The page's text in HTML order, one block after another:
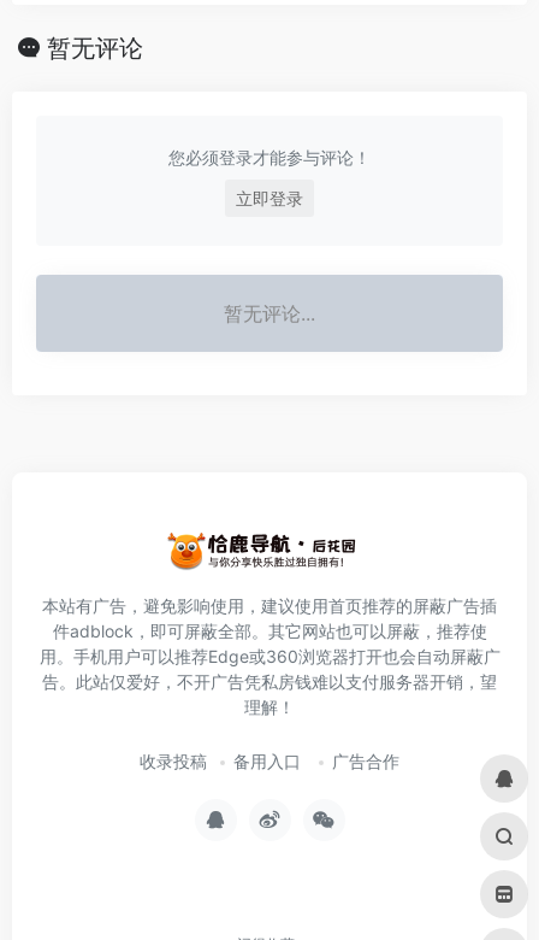
暂无评论
您必须登录才能参与评论！
立即登录
暂无评论...
本站有广告，避免影响使用，建议使用首页推荐的屏蔽广告插
件adblock ，即可屏蔽全部。其它网站也可以屏蔽，推荐使
用。手机用户可以推荐Edge或360浏览器打开也会自动屏蔽广
告。此站仅爱好，不开广告凭私房钱难以支付服务器开销，望
理解！
收录投稿 备用入口 广告合作